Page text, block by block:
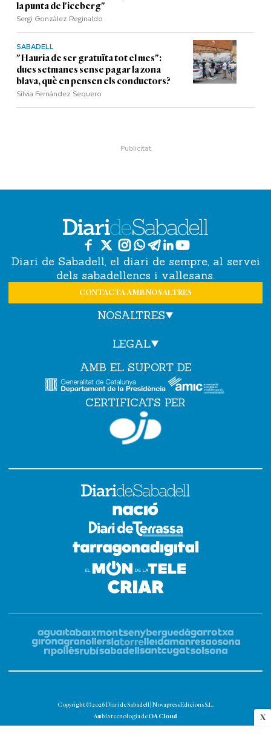
X
la punta de l'iceberg"
Sergi Gonzàlez Reginaldo
SABADELL
"Hauria de ser gratuïta tot el mes":
dues setmanes sense pagar la zona
blava, què en pensen els conductors?
Sílvia Fernández Sequero
Diari de Sabadell, el diari de sempre, al servei
dels sabadellencs i vallesans.
CONTACTA AMB NOSALTRES
NOSALTRES
LEGAL
AMB EL SUPORT DE
CERTIFICATS PER
Copyright © 2026 Diari de Sabadell | Novapress Edicions S.L.
Amb la tecnologia de OA Cloud